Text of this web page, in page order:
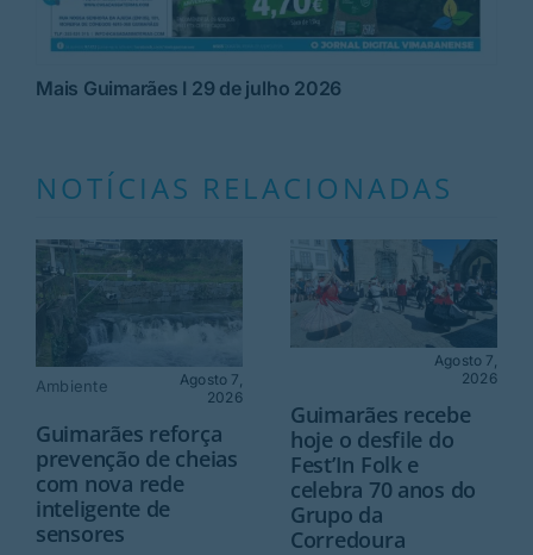
Mais Guimarães I 29 de julho 2026
NOTÍCIAS RELACIONADAS
Ambiente
Agosto 7,
2026
Guimarães reforça
prevenção de cheias
com nova rede
inteligente de
sensores
Agosto 7,
2026
Guimarães recebe
hoje o desfile do
Fest’In Folk e
celebra 70 anos do
Grupo da
Corredoura